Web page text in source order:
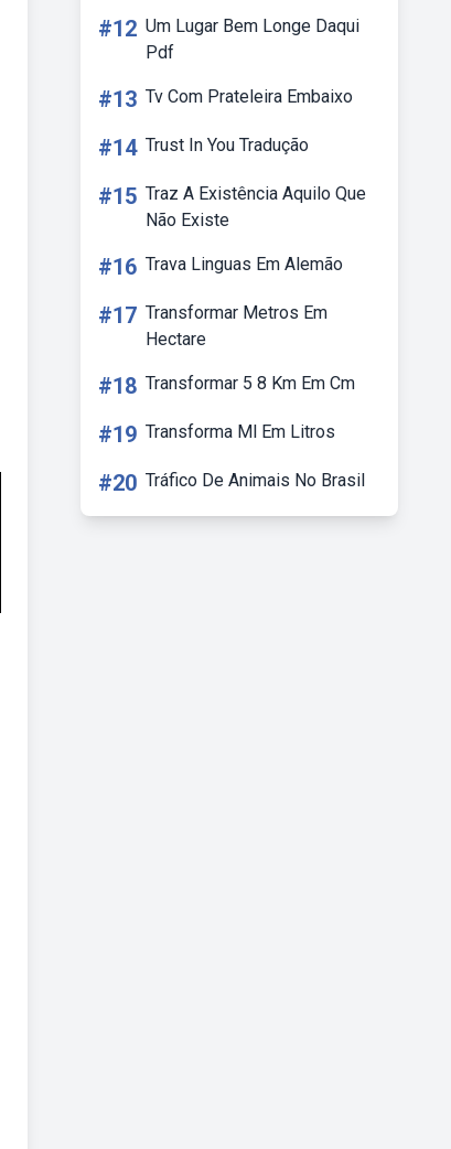
#12 Um Lugar Bem Longe Daqui
Pdf
#13 Tv Com Prateleira Embaixo
#14 Trust In You Tradução
#15 Traz A Existência Aquilo Que
Não Existe
#16 Trava Linguas Em Alemão
#17 Transformar Metros Em
Hectare
#18 Transformar 5 8 Km Em Cm
#19 Transforma Ml Em Litros
#20 Tráfico De Animais No Brasil